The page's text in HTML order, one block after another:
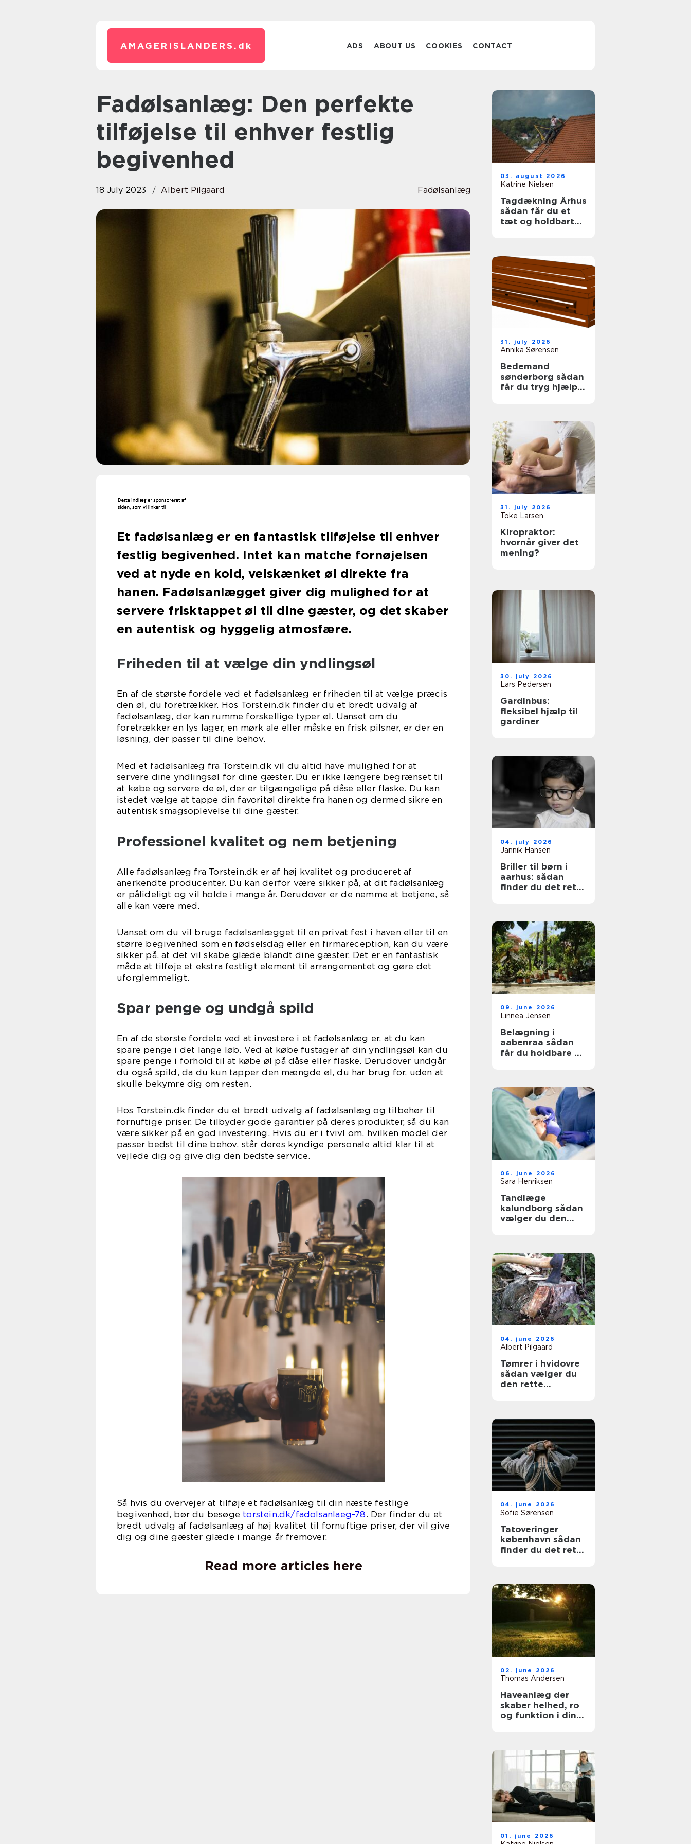
AMAGERISLANDERS. dk ADS ABOUT US COOKIES CONTACT
Fadølsanlæg: Den perfekte
tilføjelse til enhver festlig
begivenhed
18 July 2023 Albert Pilgaard Fadølsanlæg
Et fadølsanlæg er en fantastisk tilføjelse til enhver
festlig begivenhed. Intet kan matche fornøjelsen
ved at nyde en kold, velskænket øl direkte fra
hanen. Fadølsanlægget giver dig mulighed for at
servere frisktappet øl til dine gæster, og det skaber
en autentisk og hyggelig atmosfære.
Friheden til at vælge din yndlingsøl
En af de største fordele ved et fadølsanlæg er friheden til at vælge præcis
den øl, du foretrækker. Hos Torstein.dk finder du et bredt udvalg af
fadølsanlæg, der kan rumme forskellige typer øl. Uanset om du
foretrækker en lys lager, en mørk ale eller måske en frisk pilsner, er der en
løsning, der passer til dine behov.
Med et fadølsanlæg fra Torstein.dk vil du altid have mulighed for at
servere dine yndlingsøl for dine gæster. Du er ikke længere begrænset til
at købe og servere de øl, der er tilgængelige på dåse eller flaske. Du kan
istedet vælge at tappe din favoritøl direkte fra hanen og dermed sikre en
autentisk smagsoplevelse til dine gæster.
Professionel kvalitet og nem betjening
Alle fadølsanlæg fra Torstein.dk er af høj kvalitet og produceret af
anerkendte producenter. Du kan derfor være sikker på, at dit fadølsanlæg
er pålideligt og vil holde i mange år. Derudover er de nemme at betjene, så
alle kan være med.
Uanset om du vil bruge fadølsanlægget til en privat fest i haven eller til en
større begivenhed som en fødselsdag eller en firmareception, kan du være
sikker på, at det vil skabe glæde blandt dine gæster. Det er en fantastisk
måde at tilføje et ekstra festligt element til arrangementet og gøre det
uforglemmeligt.
Spar penge og undgå spild
En af de største fordele ved at investere i et fadølsanlæg er, at du kan
spare penge i det lange løb. Ved at købe fustager af din yndlingsøl kan du
spare penge i forhold til at købe øl på dåse eller flaske. Derudover undgår
du også spild, da du kun tapper den mængde øl, du har brug for, uden at
skulle bekymre dig om resten.
Hos Torstein.dk finder du et bredt udvalg af fadølsanlæg og tilbehør til
fornuftige priser. De tilbyder gode garantier på deres produkter, så du kan
være sikker på en god investering. Hvis du er i tvivl om, hvilken model der
passer bedst til dine behov, står deres kyndige personale altid klar til at
vejlede dig og give dig den bedste service.
Så hvis du overvejer at tilføje et fadølsanlæg til din næste festlige
begivenhed, bør du besøge torstein.dk/fadolsanlaeg-78. Der finder du et
bredt udvalg af fadølsanlæg af høj kvalitet til fornuftige priser, der vil give
dig og dine gæster glæde i mange år fremover.
Read more articles here
03. august 2026
Katrine Nielsen
Tagdækning Århus
sådan får du et
tæt og holdbart
31. july 2026
Annika Sørensen
Bedemand
sønderborg sådan
får du tryg hjælp i
31. july 2026
Toke Larsen
Kiropraktor:
hvornår giver det
mening?
30. july 2026
Lars Pedersen
Gardinbus:
fleksibel hjælp til
gardiner
04. july 2026
Jannik Hansen
Briller til børn i
aarhus: sådan
finder du det rette
09. june 2026
Linnea Jensen
Belægning i
aabenraa sådan
får du holdbare og
06. june 2026
Sara Henriksen
Tandlæge
kalundborg sådan
vælger du den
04. june 2026
Albert Pilgaard
Tømrer i hvidovre
sådan vælger du
den rette
04. june 2026
Sofie Sørensen
Tatoveringer
københavn sådan
finder du det rette
02. june 2026
Thomas Andersen
Haveanlæg der
skaber helhed, ro
og funktion i din
01. june 2026